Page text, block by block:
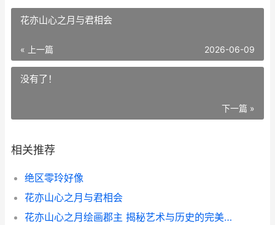
花亦山心之月与君相会
« 上一篇 2026-06-09
没有了！
下一篇 »
相关推荐
绝区零玲好像
花亦山心之月与君相会
花亦山心之月绘画郡主 揭秘艺术与历史的完美融合